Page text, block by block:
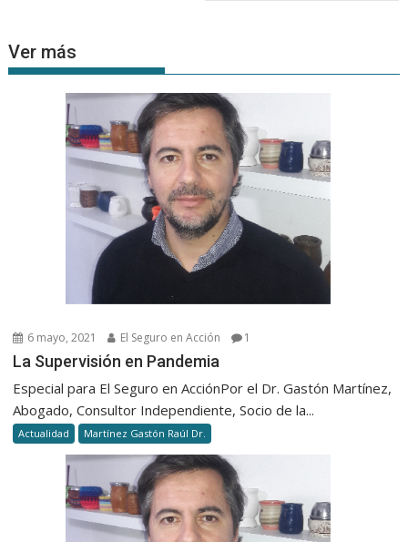
Ver más
6 mayo, 2021 El Seguro en Acción 1
La Supervisión en Pandemia
Especial para El Seguro en AcciónPor el Dr. Gastón Martínez,
Abogado, Consultor Independiente, Socio de la...
Actualidad Martínez Gastón Raúl Dr.